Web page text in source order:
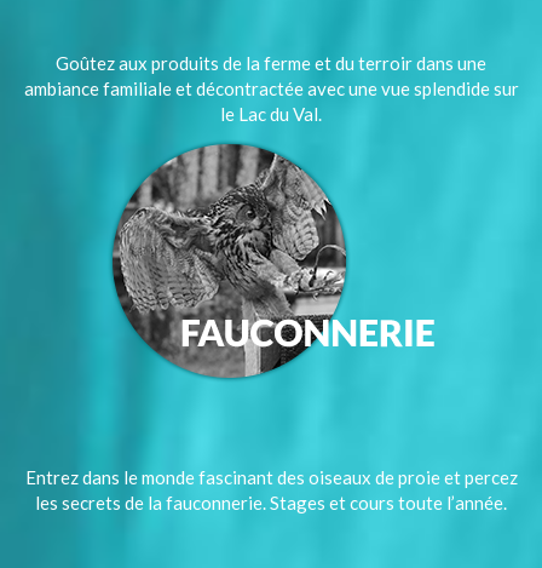
Goûtez aux produits de la ferme et du terroir dans une
ambiance familiale et décontractée avec une vue splendide sur
le Lac du Val.
Entrez dans le monde fascinant des oiseaux de proie et percez
les secrets de la fauconnerie. Stages et cours toute l’année.